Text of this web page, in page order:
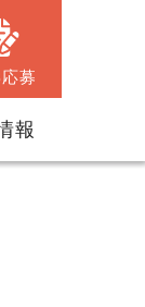
募
報